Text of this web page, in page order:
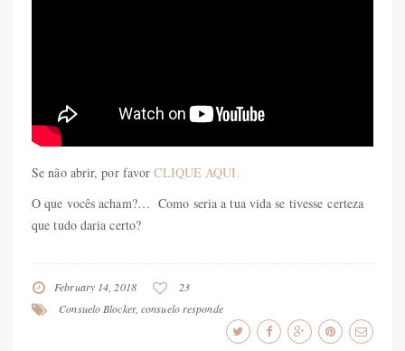
Se não abrir, por favor CLIQUE AQUI.
O que vocês acham?… Como seria a tua vida se tivesse certeza
que tudo daria certo?
February 14, 2018
23
Consuelo Blocker,consuelo responde